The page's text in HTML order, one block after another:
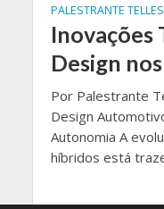
PALESTRANTE
Inovações
Design
Por Palestrante
Design
Autonomia A
híbridos está